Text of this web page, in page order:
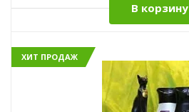
В корзину
ХИТ ПРОДАЖ